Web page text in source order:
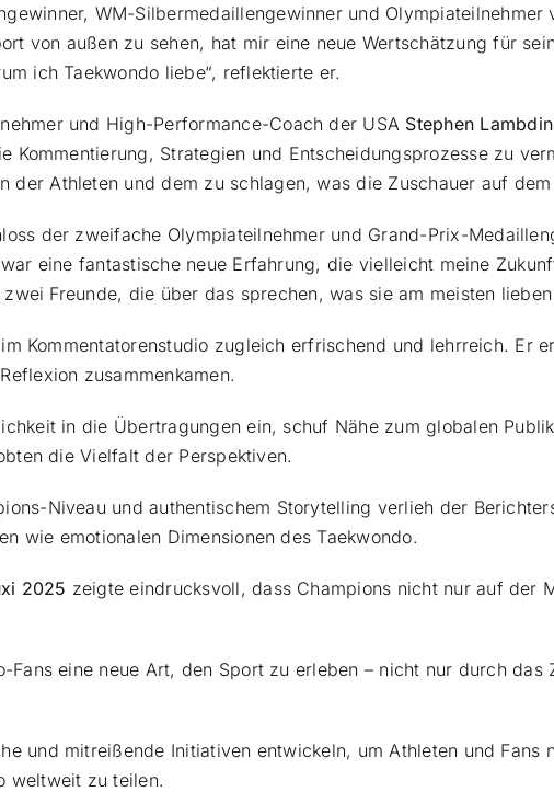
WM-Silbermedaillengewinner und Olympiateilnehmer
von außen zu sehen, hat mir eine neue Wertschätzung für
ich Taekwondo liebe“, reflektierte er.
und High-Performance-Coach der USA Stephen Lambdin
Kommentierung, Strategien und Entscheidungsprozesse zu
der Athleten und dem zu schlagen, was die Zuschauer auf
der zweifache Olympiateilnehmer und Grand-Prix-
eine fantastische neue Erfahrung, die vielleicht meine
Freunde, die über das sprechen, was sie am meisten
Kommentatorenstudio zugleich erfrischend und lehrreich. Er
zusammenkamen.
in die Übertragungen ein, schuf Nähe zum globalen
die Vielfalt der Perspektiven.
Niveau und authentischem Storytelling verlieh der
wie emotionalen Dimensionen des Taekwondo.
2025 zeigte eindrucksvoll, dass Champions nicht nur auf der
eine neue Art, den Sport zu erleben – nicht nur durch das
und mitreißende Initiativen entwickeln, um Athleten und Fans
weltweit zu teilen.